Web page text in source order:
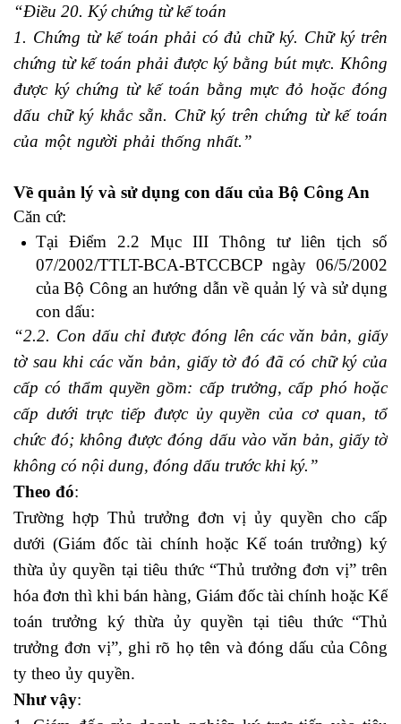
“Điều 20. Ký chứng từ kế toán
1. Chứng từ kế toán phải có đủ chữ ký. Chữ ký trên
chứng từ kế toán phải được ký bằng bút mực. Không
được ký chứng từ kế toán bằng mực đỏ hoặc đóng
dấu chữ ký khắc sẵn. Chữ ký trên chứng từ kế toán
của một người phải thống nhất.”
Về quản lý và sử dụng con dấu của Bộ Công An
Căn cứ:
Tại Điểm 2.2 Mục III Thông tư liên tịch số
07/2002/TTLT-BCA-BTCCBCP ngày 06/5/2002
của Bộ Công an hướng dẫn về quản lý và sử dụng
con dấu:
“2.2. Con dấu chỉ được đóng lên các văn bản, giấy
tờ sau khi các văn bản, giấy tờ đó đã có chữ ký của
cấp có thẩm quyền gồm: cấp trưởng, cấp phó hoặc
cấp dưới trực tiếp được ủy quyền của cơ quan, tổ
chức đó; không được đóng dấu vào văn bản, giấy tờ
không có nội dung, đóng dấu trước khi ký.”
Theo đó:
Trường hợp Thủ trưởng đơn vị ủy quyền cho cấp
dưới (Giám đốc tài chính hoặc Kế toán trưởng) ký
thừa ủy quyền tại tiêu thức “Thủ trưởng đơn vị” trên
hóa đơn thì khi bán hàng, Giám đốc tài chính hoặc Kế
toán trưởng ký thừa ủy quyền tại tiêu thức “Thủ
trưởng đơn vị”, ghi rõ họ tên và đóng dấu của Công
ty theo ủy quyền.
Như vậy: